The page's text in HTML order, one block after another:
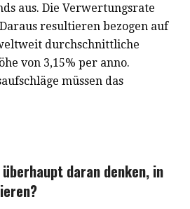
aus. Die Verwertungsrate
resultieren bezogen auf
durchschnittliche
von 3,15% per anno.
müssen das
daran denken, in